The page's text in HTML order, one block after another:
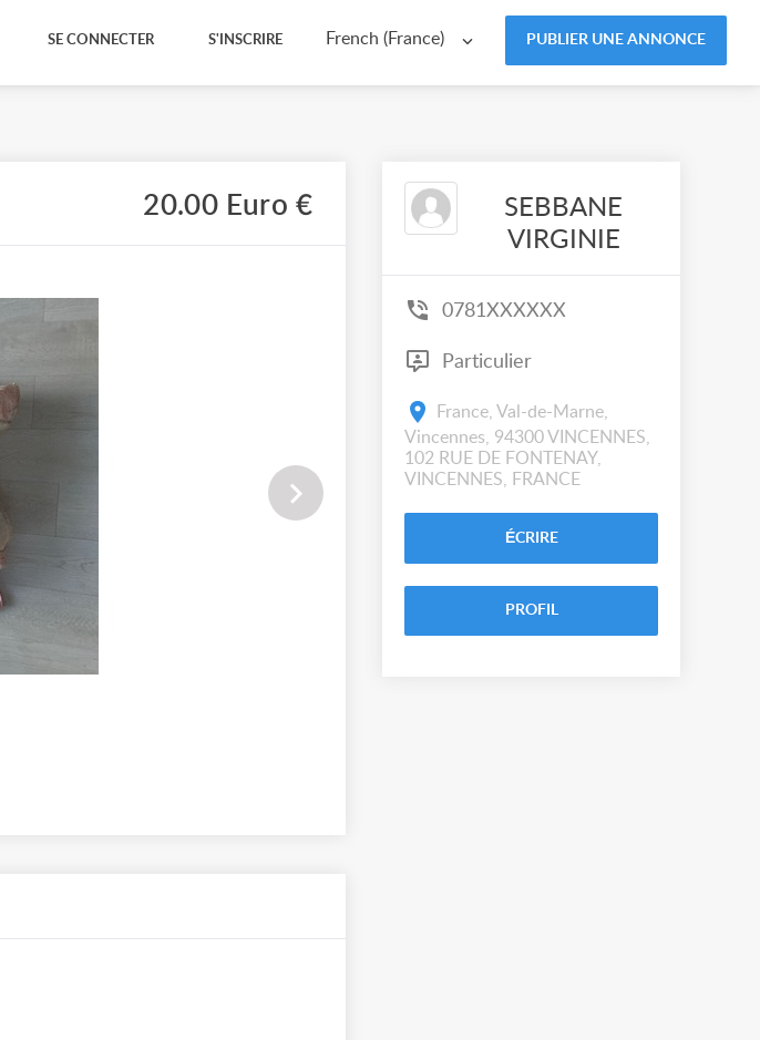
French (France) PUBLIER UNE ANNONCE
SE CONNECTER S'INSCRIRE
20.00 Euro €
SEBBANE
VIRGINIE
0781XXXXXX
Particulier
France, Val-de-Marne,
Vincennes, 94300 VINCENNES,
102 RUE DE FONTENAY,
VINCENNES, FRANCE
ÉCRIRE
PROFIL